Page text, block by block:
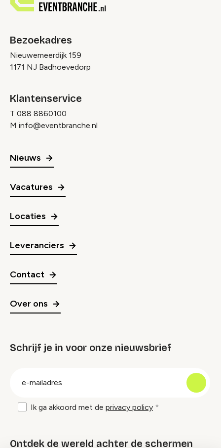
Bezoekadres
Nieuwemeerdijk 159
1171 NJ Badhoevedorp
Klantenservice
T 088 8860100
M info@eventbranche.nl
Nieuws
Vacatures
Locaties
Leveranciers
Contact
Over ons
Schrijf je in voor onze nieuwsbrief
Ik ga akkoord met de privacy policy
Ontdek de wereld achter de schermen